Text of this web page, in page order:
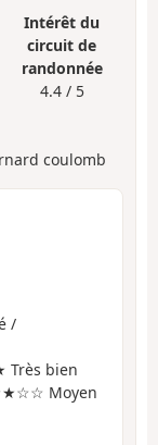
Intérêt du
circuit de
randonnée
4.4 / 5
coulomb
/
bien
Moyen